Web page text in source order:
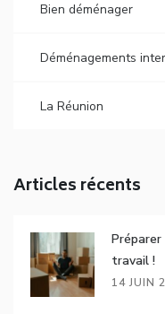
Bien déménager
Déménagements
La Réunion
Articles récents
Préparer
travail !
14 JUIN